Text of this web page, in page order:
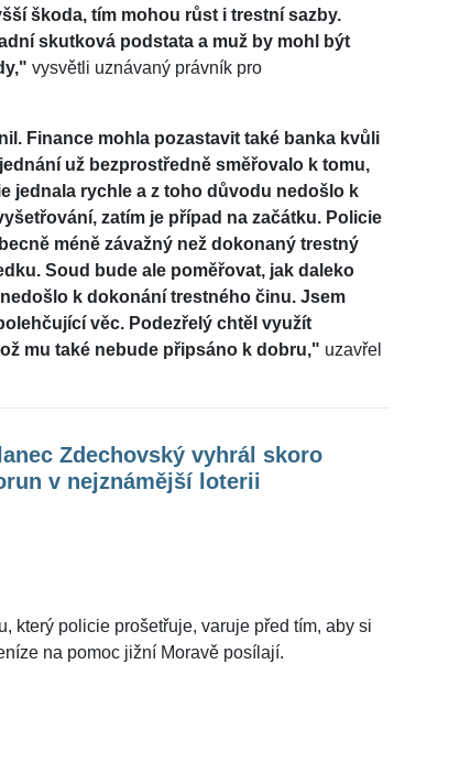
škoda, tím mohou růst i trestní sazby.
skutková podstata a muž by mohl být
vysvětli uznávaný právník pro
Finance mohla pozastavit také banka kvůli
už bezprostředně směřovalo k tomu,
jednala rychle a z toho důvodu nedošlo k
zatím je případ na začátku. Policie
méně závažný než dokonaný trestný
Soud bude ale poměřovat, jak daleko
k dokonání trestného činu. Jsem
věc. Podezřelý chtěl využít
mu také nebude připsáno k dobru," uzavřel
Zdechovský vyhrál skoro
v nejznámější loterii
který policie prošetřuje, varuje před tím, aby si
na pomoc jižní Moravě posílají.